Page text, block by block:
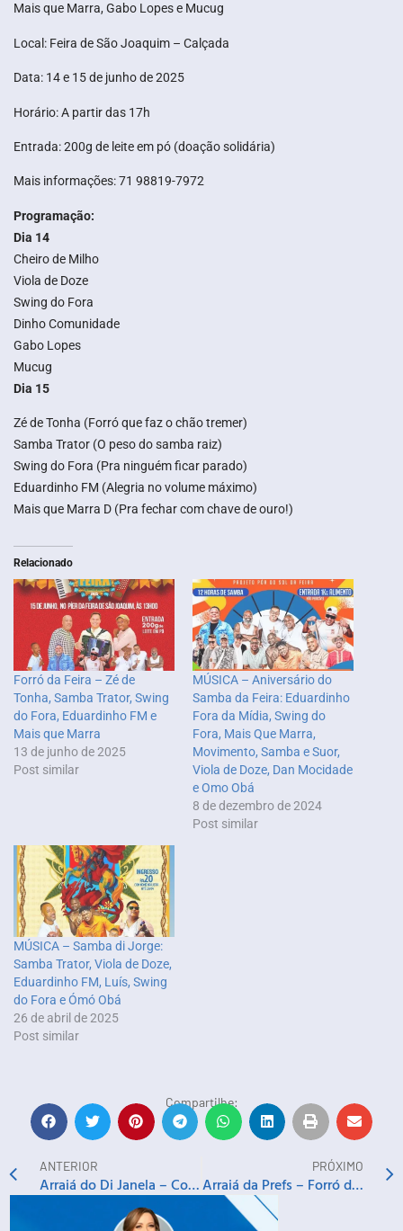
Compartilhe:
ANTERIOR
Arraiá do Di Janela – Colher de Pau e Batifun
PRÓXIMO
Arraiá da Prefs – Forró da Gota
Mais que Marra, Gabo Lopes e Mucug
Local: Feira de São Joaquim – Calçada
Data: 14 e 15 de junho de 2025
Horário: A partir das 17h
Entrada: 200g de leite em pó (doação solidária)
Mais informações: 71 98819-7972
Programação:
Dia 14
Cheiro de Milho
Viola de Doze
Swing do Fora
Dinho Comunidade
Gabo Lopes
Mucug
Dia 15
Zé de Tonha (Forró que faz o chão tremer)
Samba Trator (O peso do samba raiz)
Swing do Fora (Pra ninguém ficar parado)
Eduardinho FM (Alegria no volume máximo)
Mais que Marra D (Pra fechar com chave de ouro!)
Relacionado
Forró da Feira – Zé de
Tonha, Samba Trator, Swing
do Fora, Eduardinho FM e
Mais que Marra
13 de junho de 2025
Post similar
MÚSICA – Aniversário do
Samba da Feira: Eduardinho
Fora da Mídia, Swing do
Fora, Mais Que Marra,
Movimento, Samba e Suor,
Viola de Doze, Dan Mocidade
e Omo Obá
8 de dezembro de 2024
Post similar
MÚSICA – Samba di Jorge:
Samba Trator, Viola de Doze,
Eduardinho FM, Luís, Swing
do Fora e Ómó Obá
26 de abril de 2025
Post similar